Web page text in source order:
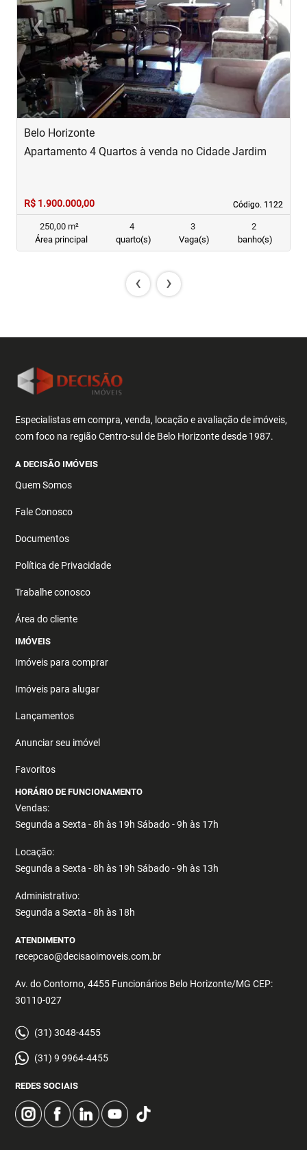
‹Previous ›Next
Belo Horizonte
Código. 1122
Código. 1122
Apartamento 4 Quartos à venda no Cidade Jardim
R$ 1.900.000,00
250,00 m²
Área principal
4
quarto(s)
3
Vaga(s)
2
banho(s)
‹ ›
Especialistas em compra, venda, locação e avaliação de imóveis,
com foco na região Centro-sul de Belo Horizonte desde 1987.
A DECISÃO IMÓVEIS
Quem Somos
Fale Conosco
Documentos
Política de Privacidade
Trabalhe conosco
Área do cliente
IMÓVEIS
Imóveis para comprar
Imóveis para alugar
Lançamentos
Anunciar seu imóvel
Favoritos
HORÁRIO DE FUNCIONAMENTO
Vendas:
Segunda a Sexta - 8h às 19h Sábado - 9h às 17h
Locação:
Segunda a Sexta - 8h às 19h Sábado - 9h às 13h
Administrativo:
Segunda a Sexta - 8h às 18h
ATENDIMENTO
recepcao@decisaoimoveis.com.br
Av. do Contorno, 4455 Funcionários Belo Horizonte/MG CEP:
30110-027
(31) 3048-4455
(31) 9 9964-4455
REDES SOCIAIS